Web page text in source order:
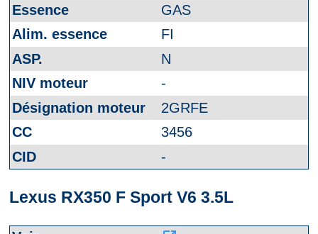
GAS
FI
N
-
2GRFE
3456
-
Lexus RX350 F Sport V6 3.5L